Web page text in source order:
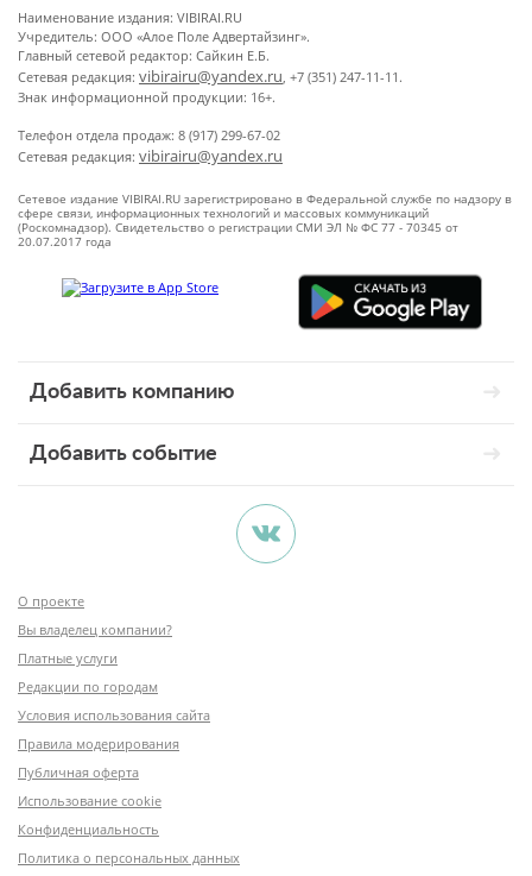
Наименование издания: VIBIRAI.RU
Учредитель: ООО «Алое Поле Адвертайзинг».
Главный сетевой редактор: Сайкин Е.Б.
Сетевая редакция: vibirairu@yandex.ru, +7 (351) 247-11-11.
Знак информационной продукции: 16+.
Телефон отдела продаж: 8 (917) 299-67-02
Сетевая редакция: vibirairu@yandex.ru
Сетевое издание VIBIRAI.RU зарегистрировано в Федеральной службе по надзору в
сфере связи, информационных технологий и массовых коммуникаций
(Роскомнадзор). Свидетельство о регистрации СМИ ЭЛ № ФС 77 - 70345 от
20.07.2017 года
Добавить компанию
Добавить событие
О проекте
Вы владелец компании?
Платные услуги
Редакции по городам
Условия использования сайта
Правила модерирования
Публичная оферта
Использование cookie
Конфиденциальность
Политика о персональных данных